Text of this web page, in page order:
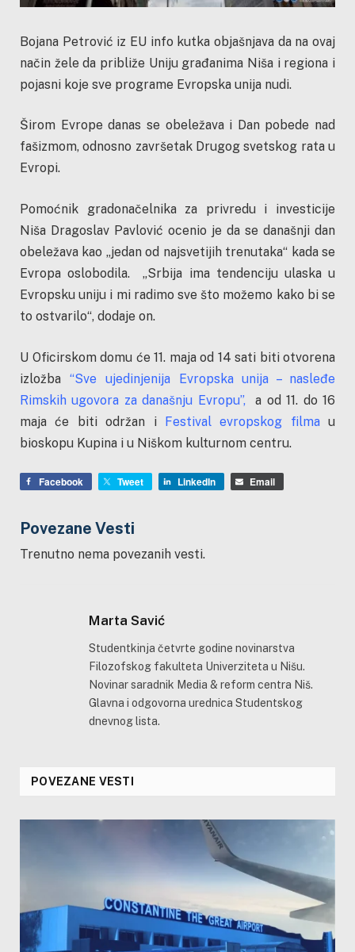
Bojana Petrović iz EU info kutka objašnjava da na ovaj
način žele da približe Uniju građanima Niša i regiona i
pojasni koje sve programe Evropska unija nudi.
Širom Evrope danas se obeležava i Dan pobede nad
fašizmom, odnosno završetak Drugog svetskog rata u
Evropi.
Pomoćnik gradonačelnika za privredu i investicije
Niša Dragoslav Pavlović ocenio je da se današnji dan
obeležava kao „jedan od najsvetijih trenutaka“ kada se
Evropa oslobodila. „Srbija ima tendenciju ulaska u
Evropsku uniju i mi radimo sve što možemo kako bi se
to ostvarilo“, dodaje on.
U Oficirskom domu će 11. maja od 14 sati biti otvorena
izložba “Sve ujedinjenija Evropska unija – nasleđe
Rimskih ugovora za današnju Evropu”,a od 11. do 16
maja će biti održan i Festival evropskog filmau
bioskopu Kupina i u Niškom kulturnom centru.
Facebook Tweet LinkedIn Email
Povezane Vesti
Trenutno nema povezanih vesti.
Marta Savić
Studentkinja četvrte godine novinarstva
Filozofskog fakulteta Univerziteta u Nišu.
Novinar saradnik Media & reform centra Niš.
Glavna i odgovorna urednica Studentskog
dnevnog lista.
POVEZANE VESTI